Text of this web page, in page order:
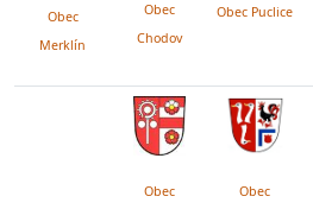
Obec
Merklín
Obec
Chodov
Obec Puclice
Obec
Obec